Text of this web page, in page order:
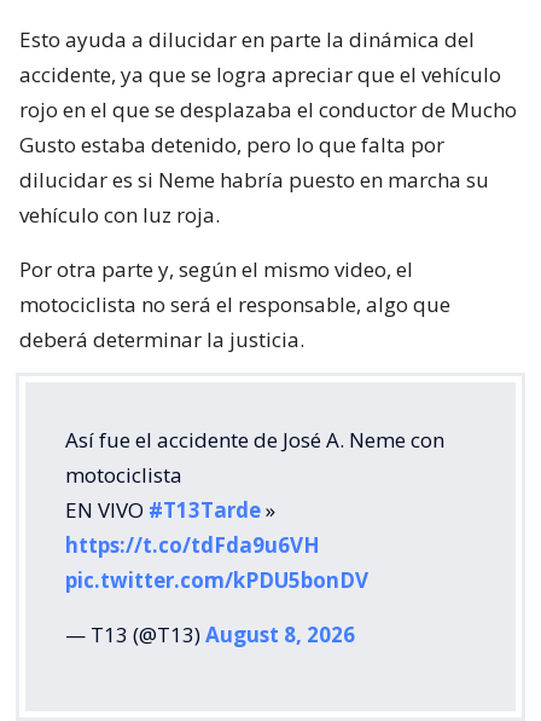
Esto ayuda a dilucidar en parte la dinámica del
accidente, ya que se logra apreciar que el vehículo
rojo en el que se desplazaba el conductor de Mucho
Gusto estaba detenido, pero lo que falta por
dilucidar es si Neme habría puesto en marcha su
vehículo con luz roja.
Por otra parte y, según el mismo video, el
motociclista no será el responsable, algo que
deberá determinar la justicia.
Así fue el accidente de José A. Neme con
motociclista
EN VIVO #T13Tarde»
https://t.co/tdFda9u6VH
pic.twitter.com/kPDU5bonDV
— T13 (@T13)August 8, 2026